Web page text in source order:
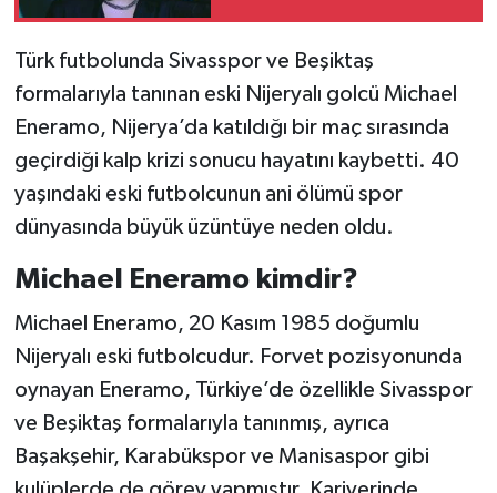
Türk futbolunda Sivasspor ve Beşiktaş
formalarıyla tanınan eski Nijeryalı golcü Michael
Eneramo, Nijerya’da katıldığı bir maç sırasında
geçirdiği kalp krizi sonucu hayatını kaybetti. 40
yaşındaki eski futbolcunun ani ölümü spor
dünyasında büyük üzüntüye neden oldu.
Michael Eneramo kimdir?
Michael Eneramo, 20 Kasım 1985 doğumlu
Nijeryalı eski futbolcudur. Forvet pozisyonunda
oynayan Eneramo, Türkiye’de özellikle Sivasspor
ve Beşiktaş formalarıyla tanınmış, ayrıca
Başakşehir, Karabükspor ve Manisaspor gibi